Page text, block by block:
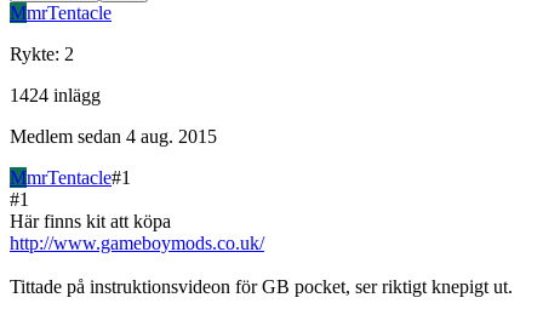
MmrTentacle
Rykte: 2
1424 inlägg
Medlem sedan 4 aug. 2015
MmrTentacle#1
#1
Här finns kit att köpa
http://www.gameboymods.co.uk/
Tittade på instruktionsvideon för GB pocket, ser riktigt knepigt ut.